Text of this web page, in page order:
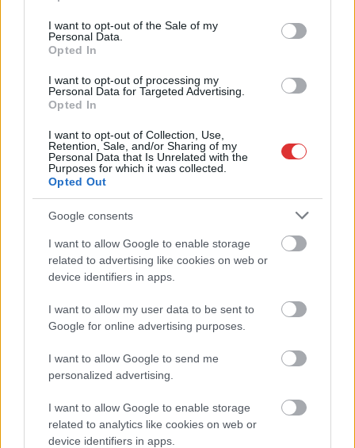
use your data for below specified purposes in below Google
consent section.
I want to opt-out of the Sale of my
Personal Data.
Opted In
I want to opt-out of processing my
Personal Data for Targeted Advertising.
Opted In
I want to opt-out of Collection, Use,
Retention, Sale, and/or Sharing of my
Personal Data that Is Unrelated with the
Purposes for which it was collected.
Opted Out
Google consents
I want to allow Google to enable storage
related to advertising like cookies on web or
device identifiers in apps.
I want to allow my user data to be sent to
Google for online advertising purposes.
I want to allow Google to send me
personalized advertising.
I want to allow Google to enable storage
related to analytics like cookies on web or
device identifiers in apps.
kevesebbet vittek haza
A jászsági fideszes képviselő túl sokszor hiányzott
megúszta ahhoz...
JNSZ megyei hírek
Hírlevél feliratkozás